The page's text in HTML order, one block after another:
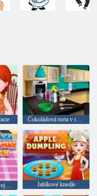
Čokoládová torta v tvare motýľa: Varenie s Emmou
Trieda varenia: kórejčina Jablkové knedle